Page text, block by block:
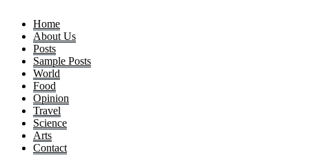
Home
About Us
Posts
Sample Posts
World
Food
Opinion
Travel
Science
Arts
Contact